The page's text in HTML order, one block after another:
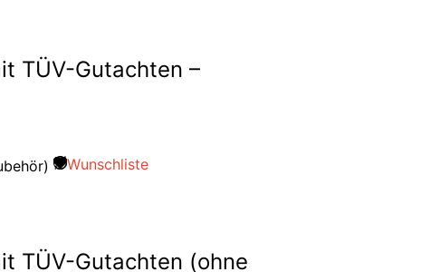
TÜV-Gutachten –
Wunschliste
TÜV-Gutachten (ohne